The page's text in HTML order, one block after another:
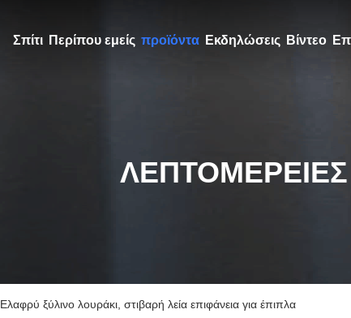
Σπίτι Περίπου εμείς προϊόντα Εκδηλώσεις Βίντεο
Ελαφρύ ξύλινο λουράκι, στιβαρή λεία επιφάνεια για έπιπλα